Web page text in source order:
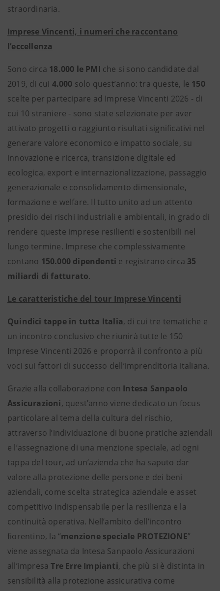
straordinaria.
Imprese Vincenti, i numeri che raccontano
l’eccellenza
Sono circa 18.000 le PMI che si sono candidate dal
2019, di cui 4.000 solo quest’anno: tra queste, le 150
scelte per partecipare ad Imprese Vincenti 2026 - di
cui 10 straniere - sono state selezionate per aver
attivato progetti o raggiunto risultati significativi nel
generare valore economico e impatto sociale, su
innovazione e ricerca, transizione digitale ed
ecologica, export e internazionalizzazione, passaggio
generazionale e consolidamento dimensionale,
formazione e welfare. Il tutto unito ad un attento
presidio dei rischi industriali e ambientali, in grado di
rendere queste imprese resilienti e sostenibili nel
lungo termine. Imprese che complessivamente
contano 150.000 dipendenti e registrano circa 35
miliardi di fatturato.
Le caratteristiche del tour Imprese Vincenti
Quindici tappe in tutta Italia, di cui tre tematiche e
un incontro conclusivo che riunirà tutte le 150
Imprese Vincenti 2026 e proporrà il confronto a più
voci sui fattori di successo dell’imprenditoria italiana.
Grazie alla collaborazione con Intesa Sanpaolo
Assicurazioni, quest’anno viene dedicato un focus
particolare al tema della cultura del rischio,
attraverso l’individuazione di buone pratiche aziendali
e l’assegnazione di una menzione speciale, ad ogni
tappa del tour, ad un’azienda che ha saputo dar
valore alla protezione delle persone e dei beni
aziendali, come scelta strategica aziendale e asset
competitivo indispensabile per la resilienza e la
continuità operativa. Nell’ambito dell’incontro
fiorentino, la “menzione speciale PROTEZIONE”
viene assegnata da Intesa Sanpaolo Assicurazioni
all’impresaTre Erre Impianti, che più si è distinta in
sensibilità alla protezione assicurativa come